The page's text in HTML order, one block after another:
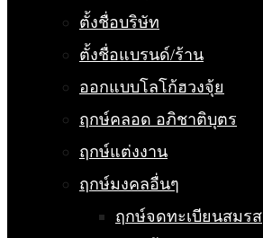
ตั้งชื่อบริษัท
ตั้งชื่อแบรนด์/ร้าน
ออกแบบโลโก้ฮวงจุ้ย
ฤกษ์คลอด อภิชาติบุตร
ฤกษ์แต่งงาน
ฤกษ์มงคลอื่นๆ
ฤกษ์จดทะเบียนสมรส